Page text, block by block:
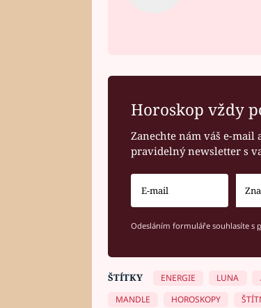
Horoskop vždy
Zanechte nám váš e-mail
pravidelný newsletter s
Odesláním formuláře souhlasíte s
ŠTÍTKY ENERGIE LUNA
MANDLE
HOROSKOPY